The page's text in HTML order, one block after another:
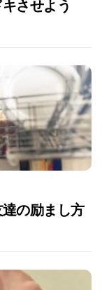
させよう
の励まし方